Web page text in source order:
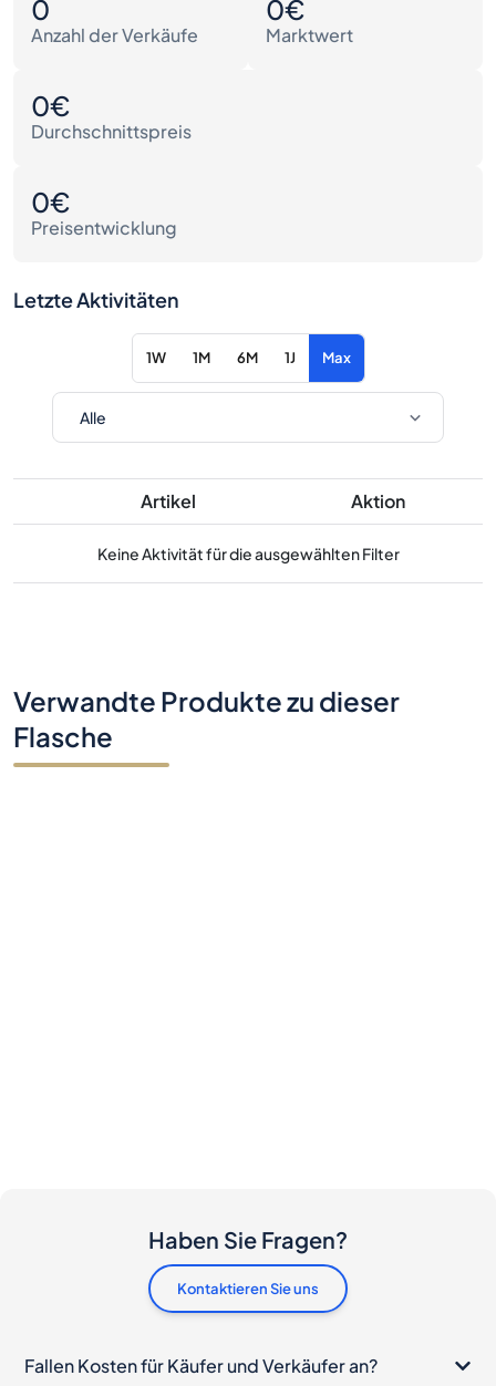
0
Anzahl der Verkäufe
0€
Marktwert
0€
Durchschnittspreis
0€
Preisentwicklung
Letzte Aktivitäten
1W 1M 6M 1J Max
Artikel Aktion
Keine Aktivität für die ausgewählten Filter
Verwandte Produkte zu dieser
Flasche
Haben Sie Fragen?
Kontaktieren Sie uns
Fallen Kosten für Käufer und Verkäufer an?